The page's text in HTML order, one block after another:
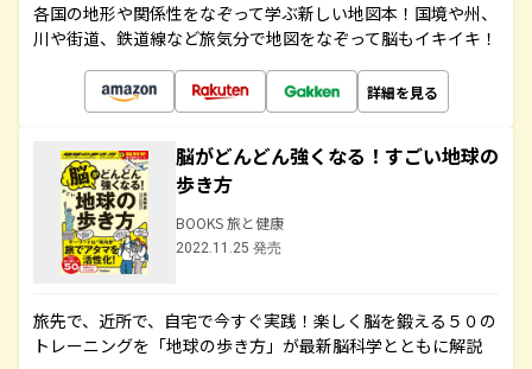
各国の地形や関係性をなぞって学ぶ新しい地図本！国境や州、
川や街道、鉄道線など旅気分で地図をなぞって脳もイキイキ！
詳細を見る
脳がどんどん強くなる！すごい地球の
歩き方
BOOKS 旅と健康
2022.11.25 発売
旅先で、近所で、自宅で今すぐ実践！楽しく脳を鍛える５０の
トレーニングを「地球の歩き方」が最新脳科学とともに解説